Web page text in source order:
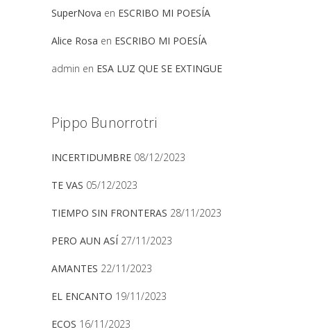
SuperNova en ESCRIBO MI POESÍA
Alice Rosa en ESCRIBO MI POESÍA
admin en ESA LUZ QUE SE EXTINGUE
Pippo Bunorrotri
INCERTIDUMBRE 08/12/2023
TE VAS 05/12/2023
TIEMPO SIN FRONTERAS 28/11/2023
PERO AUN ASÍ 27/11/2023
AMANTES 22/11/2023
EL ENCANTO 19/11/2023
ECOS 16/11/2023